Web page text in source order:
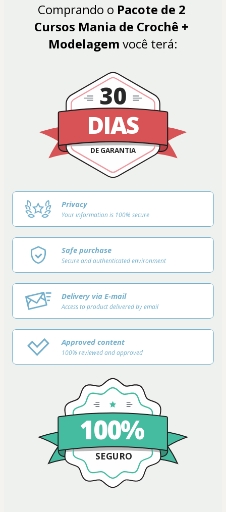
Comprando o Pacote de 2
Cursos Mania de Crochê +
Modelagem você terá:
DIAS
DE GARANTIA
30
Privacy
Your information is 100% secure
Safe purchase
Secure and authenticated environment
Delivery via E-mail
Access to product delivered by email
Approved content
100% reviewed and approved
100%
SEGURO